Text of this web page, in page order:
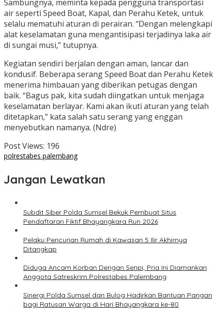
Sambungnya, meminta kepada pengguna transportasi
air seperti Speed Boat, Kapal, dan Perahu Ketek, untuk
selalu mematuhi aturan di perairan. “Dengan melengkapi
alat keselamatan guna mengantisipasi terjadinya laka air
di sungai musi,” tutupnya.
Kegiatan sendiri berjalan dengan aman, lancar dan
kondusif. Beberapa serang Speed Boat dan Perahu Ketek
menerima himbauan yang diberikan petugas dengan
baik. “Bagus pak, kita sudah diingatkan untuk menjaga
keselamatan berlayar. Kami akan ikuti aturan yang telah
ditetapkan,” kata salah satu serang yang enggan
menyebutkan namanya. (Ndre)
Post Views: 196
polrestabes palembang
Jangan Lewatkan
Subdit Siber Polda Sumsel Bekuk Pembuat Situs
Pendaftaran Fiktif Bhayangkara Run 2026
Pelaku Pencurian Rumah di Kawasan 5 Ilir Akhirnya
Ditangkap
Diduga Ancam Korban Dengan Senpi, Pria Ini Diamankan
Anggota Satreskrim Polrestabes Palembang
Sinergi Polda Sumsel dan Bulog Hadirkan Bantuan Pangan
bagi Ratusan Warga di Hari Bhayangkara ke-80